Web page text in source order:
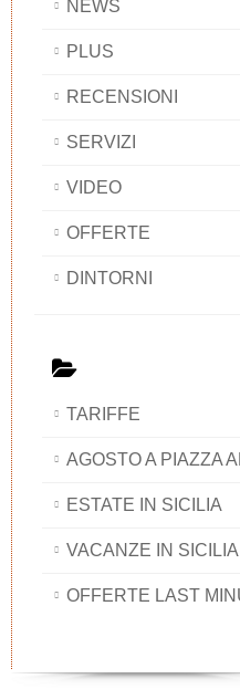
NEWS
PLUS
RECENSIONI
SERVIZI
VIDEO
OFFERTE
DINTORNI
TARIFFE
AGOSTO A PIAZZA
ESTATE IN SICILIA
VACANZE IN SICILIA
OFFERTE LAST